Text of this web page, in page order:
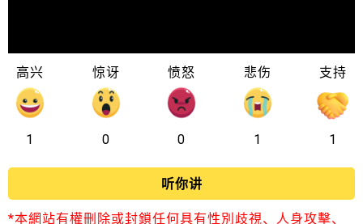
高兴
1
惊讶
0
愤怒
0
悲伤
1
支持
1
听你讲
*本網站有權刪除或封鎖任何具有性別歧視、人身攻擊、